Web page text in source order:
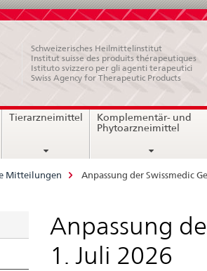
Schweizerisches Heilmittelinstitut
Institut suisse des produits thérapeutiques
Istituto svizzero per gli agenti terapeutici
Swiss Agency for Therapeutic Products
Tierarzneimittel
Komplementär- und
Phytoarzneimittel
Mitteilungen Anpassung der Swissmedic
Anpassung
1. Juli 2026